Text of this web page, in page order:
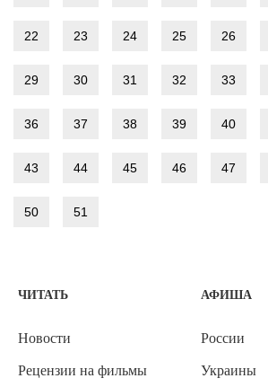
22 23 24 25 26
29 30 31 32 33
36 37 38 39 40
43 44 45 46 47
50 51
ЧИТАТЬ
Новости
Рецензии на фильмы
АФИША
России
Украины